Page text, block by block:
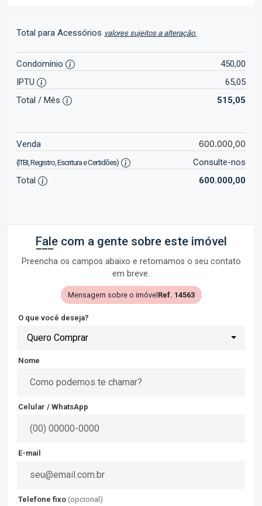
Total para Acessórios valores sujeitos a alteração.
Condomínio
450,00
IPTU
65,05
Total / Mês
515,05
Venda 600.000,00
(ITBI, Registro, Escritura e Certidões)
Consulte-nos
Total
600.000,00
Fale com a gente sobre este imóvel
Preencha os campos abaixo e retornamos o seu contato
em breve.
Mensagem sobre o imóvel Ref. 14563
O que você deseja?
Quero Comprar
Nome
Celular / WhatsApp
E-mail
Telefone fixo (opcional)